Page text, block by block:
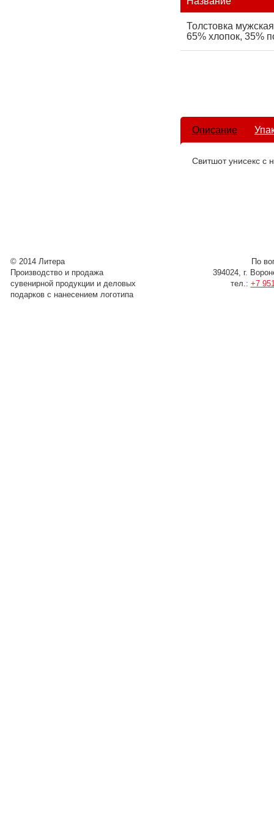
Толстовка
65% хлопок, 35%
Описание
Свитшот унисекс с
© 2014 Литера
Производство и продажа
сувенирной продукции и деловых
подарков с нанесением логотипа
По
394024, г.
тел.: +7